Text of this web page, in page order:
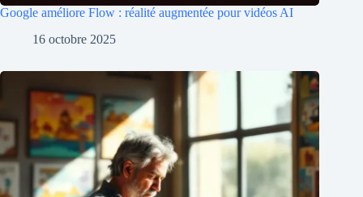
Google améliore Flow : réalité augmentée pour vidéos AI
16 octobre 2025